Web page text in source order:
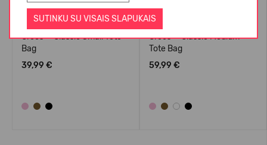
SUTINKU SU VISAIS SLAPUKAIS
Crocs™ Classic Small Tote
Bag
39,99 €
Crocs™ Classic Medium
Tote Bag
59,99 €